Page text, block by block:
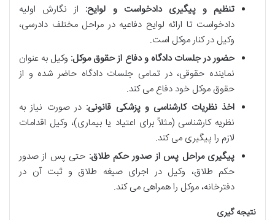
تنظیم و پیگیری دادخواست و لوایح: از نگارش اولیه
دادخواست تا ارائه لوایح دفاعیه در مراحل مختلف دادرسی،
وکیل در کنار موکل است.
حضور در جلسات دادگاه و دفاع از حقوق موکل: وکیل به عنوان
نماینده حقوقی، در تمامی جلسات دادگاه حاضر شده و از
حقوق موکل خود دفاع می کند.
اخذ نظریات کارشناسی و پزشکی قانونی: در صورت نیاز به
نظریه کارشناسی (مثلاً برای اعتیاد یا بیماری)، وکیل اقدامات
لازم را پیگیری می کند.
پیگیری مراحل پس از صدور حکم طلاق: حتی پس از صدور
حکم طلاق، وکیل در اجرای صیغه طلاق و ثبت آن در
دفترخانه، موکل را همراهی می کند.
نتیجه گیری